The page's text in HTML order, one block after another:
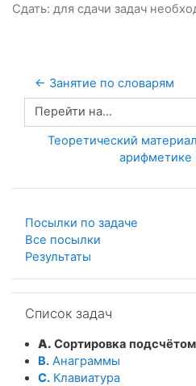
Сдать: для сдачи задач
← Занятие по словарям
Перейти на...
Теоретический
Посылки по задаче
Все посылки
Результаты
Список задач
A. Сортировка
B. Анаграммы
C. Клавиатура